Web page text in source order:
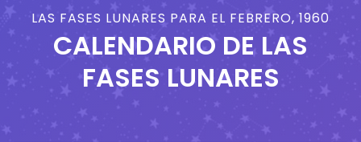
LAS FASES LUNARES PARA EL FEBRERO, 1960
CALENDARIO DE LAS
FASES LUNARES